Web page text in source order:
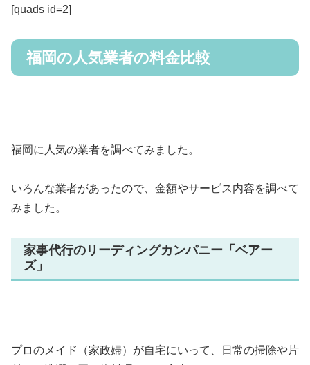
[quads id=2]
福岡の人気業者の料金比較
福岡に人気の業者を調べてみました。
いろんな業者があったので、金額やサービス内容を調べて
みました。
家事代行のリーディングカンパニー「ベアー
ズ」
プロのメイド（家政婦）が自宅にいって、日常の掃除や片